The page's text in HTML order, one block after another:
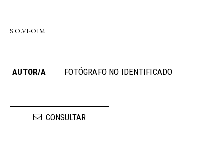
S.O.VI-OIM
AUTOR/A FOTÓGRAFO NO IDENTIFICADO
CONSULTAR